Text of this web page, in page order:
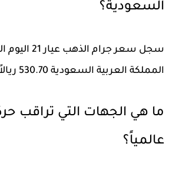
السعودية؟
سجل سعر جرام
المملكة العربية السعودية 530.70 ريالاً سعودياً
ما هي الجهات التي تراقب
عالمياً؟